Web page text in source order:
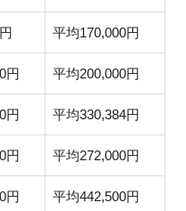
平均170,000円
円 平均200,000円
円 平均330,384円
円 平均272,000円
円 平均442,500円